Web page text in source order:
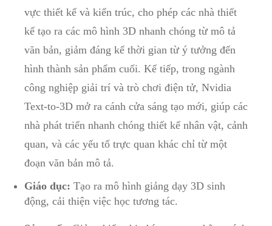
vực thiết kế và kiến trúc, cho phép các nhà thiết
kế tạo ra các mô hình 3D nhanh chóng từ mô tả
văn bản, giảm đáng kể thời gian từ ý tưởng đến
hình thành sản phẩm cuối. Kế tiếp, trong ngành
công nghiệp giải trí và trò chơi điện tử, Nvidia
Text-to-3D mở ra cánh cửa sáng tạo mới, giúp các
nhà phát triển nhanh chóng thiết kế nhân vật, cảnh
quan, và các yếu tố trực quan khác chỉ từ một
đoạn văn bản mô tả.
Giáo dục: Tạo ra mô hình giảng dạy 3D sinh
động, cải thiện việc học tương tác.